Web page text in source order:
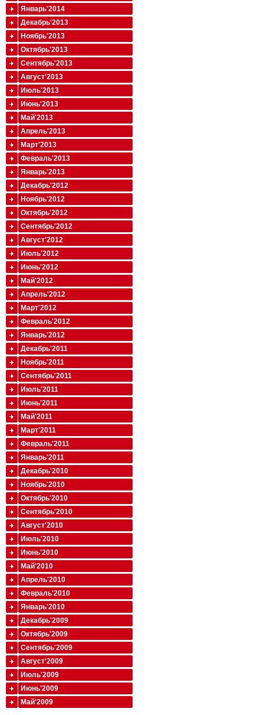
Январь'2014
Декабрь'2013
Ноябрь'2013
Октябрь'2013
Сентябрь'2013
Август'2013
Июль'2013
Июнь'2013
Май'2013
Апрель'2013
Март'2013
Февраль'2013
Январь'2013
Декабрь'2012
Ноябрь'2012
Октябрь'2012
Сентябрь'2012
Август'2012
Июль'2012
Июнь'2012
Май'2012
Апрель'2012
Март'2012
Февраль'2012
Январь'2012
Декабрь'2011
Ноябрь'2011
Сентябрь'2011
Июль'2011
Июнь'2011
Май'2011
Март'2011
Февраль'2011
Январь'2011
Декабрь'2010
Ноябрь'2010
Октябрь'2010
Сентябрь'2010
Август'2010
Июль'2010
Июнь'2010
Май'2010
Апрель'2010
Февраль'2010
Январь'2010
Декабрь'2009
Октябрь'2009
Сентябрь'2009
Август'2009
Июль'2009
Июнь'2009
Май'2009